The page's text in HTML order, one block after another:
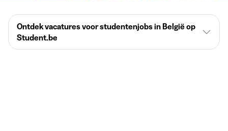
Ontdek vacatures voor studentenjobs in België op
Student.be